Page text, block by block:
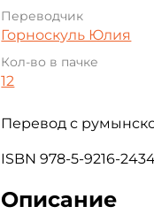
Переводчик
Горноскуль Юлия
Кол-во в пачке
12
Перевод с
ISBN 978-5-9216-
Описание